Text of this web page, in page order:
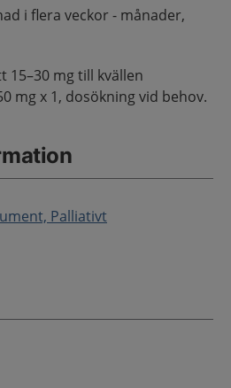
i flera veckor - månader,
15–30 mg till kvällen
mg x 1, dosökning vid behov.
Palliativt